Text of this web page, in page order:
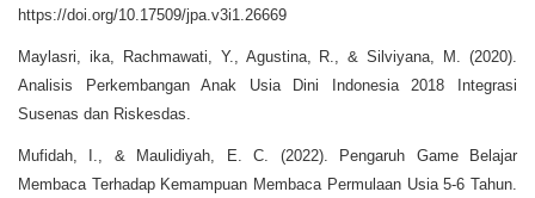
https://doi.org/10.17509/jpa.v3i1.26669
Maylasri, ika, Rachmawati, Y., Agustina, R., & Silviyana, M. (2020).
Analisis Perkembangan Anak Usia Dini Indonesia 2018 Integrasi
Susenas dan Riskesdas.
Mufidah, I., & Maulidiyah, E. C. (2022). Pengaruh Game Belajar
Membaca Terhadap Kemampuan Membaca Permulaan Usia 5-6 Tahun.